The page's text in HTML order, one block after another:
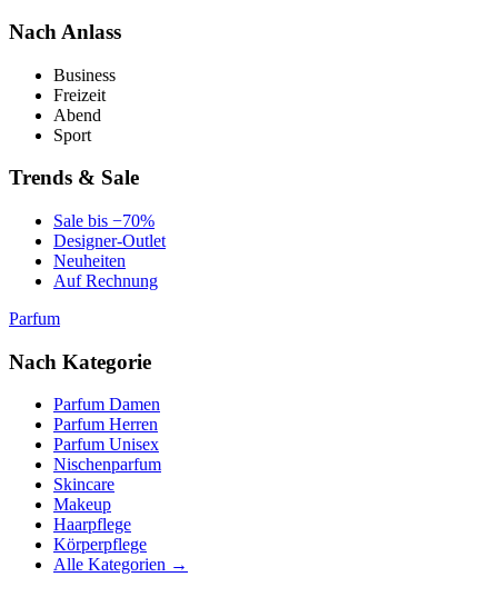
Nach Anlass
Business
Freizeit
Abend
Sport
Trends & Sale
Sale bis −70%
Designer-Outlet
Neuheiten
Auf Rechnung
Parfum
Nach Kategorie
Parfum Damen
Parfum Herren
Parfum Unisex
Nischenparfum
Skincare
Makeup
Haarpflege
Körperpflege
Alle Kategorien →